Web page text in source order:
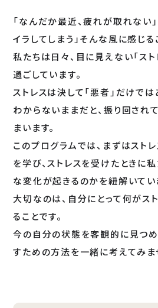
「なんだか最近、疲れが取れない
イラしてしまう」そんな風に感じ
私たちは日々、目に見えない「ス
過ごしています。
ストレスは決して「悪者」だけで
わからないままだと、振り回され
まいます。
このプログラムでは、まずはスト
を学び、ストレスを受けたときに
な変化が起きるのかを紐解いてい
大切なのは、自分にとって何がス
ることです。
今の自分の状態を客観的に見つ
すための方法を一緒に考えてみま